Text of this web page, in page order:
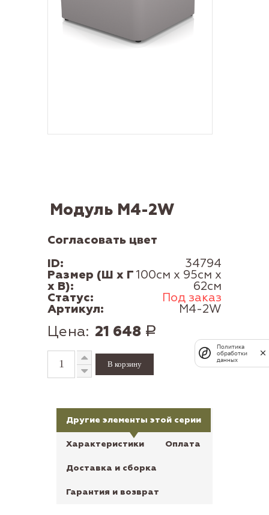
Модуль M4-2W
Согласовать цвет
ID:
34794
Размер (Ш x Г
x В):
100см x 95см x
62см
Статус: Под заказ
Артикул: M4-2W
Цена: 21 648 Р
Другие элементы этой серии
Характеристики Оплата
Доставка и сборка
Гарантия и возврат
Политика
обработки
данных